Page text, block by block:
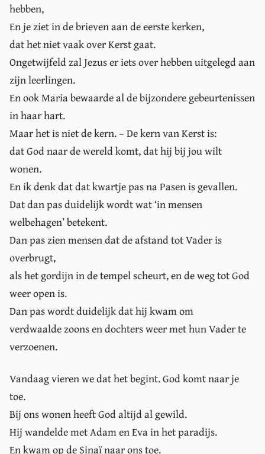
hebben,
En je ziet in de brieven aan de eerste kerken,
dat het niet vaak over Kerst gaat.
Ongetwijfeld zal Jezus er iets over hebben uitgelegd aan
zijn leerlingen.
En ook Maria bewaarde al de bijzondere gebeurtenissen
in haar hart.
Maar het is niet de kern. – De kern van Kerst is:
dat God naar de wereld komt, dat hij bij jou wilt
wonen.
En ik denk dat dat kwartje pas na Pasen is gevallen.
Dat dan pas duidelijk wordt wat ‘in mensen
welbehagen’ betekent.
Dan pas zien mensen dat de afstand tot Vader is
overbrugt,
als het gordijn in de tempel scheurt, en de weg tot God
weer open is.
Dan pas wordt duidelijk dat hij kwam om
verdwaalde zoons en dochters weer met hun Vader te
verzoenen.
Vandaag vieren we dat het begint. God komt naar je
toe.
Bij ons wonen heeft God altijd al gewild.
Hij wandelde met Adam en Eva in het paradijs.
En kwam op de Sinaï naar ons toe.